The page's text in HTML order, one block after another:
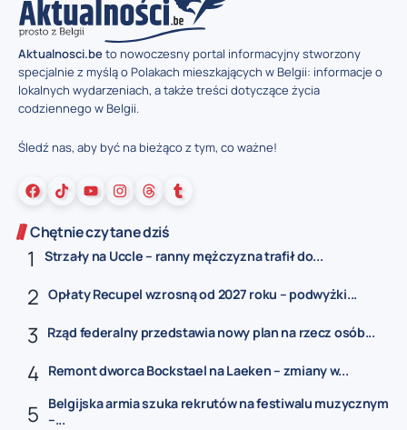
Aktualnosci.beto nowoczesny portal informacyjny stworzony
specjalnie z myślą o Polakach mieszkających w Belgii: informacje o
lokalnych wydarzeniach, a także treści dotyczące życia
codziennego w Belgii.
Śledź nas, aby być na bieżąco z tym, co ważne!
Chętnie czytane dziś
Strzały na Uccle – ranny mężczyzna trafił do...
Opłaty Recupel wzrosną od 2027 roku – podwyżki...
Rząd federalny przedstawia nowy plan na rzecz osób...
Remont dworca Bockstael na Laeken – zmiany w...
Belgijska armia szuka rekrutów na festiwalu muzycznym
–...